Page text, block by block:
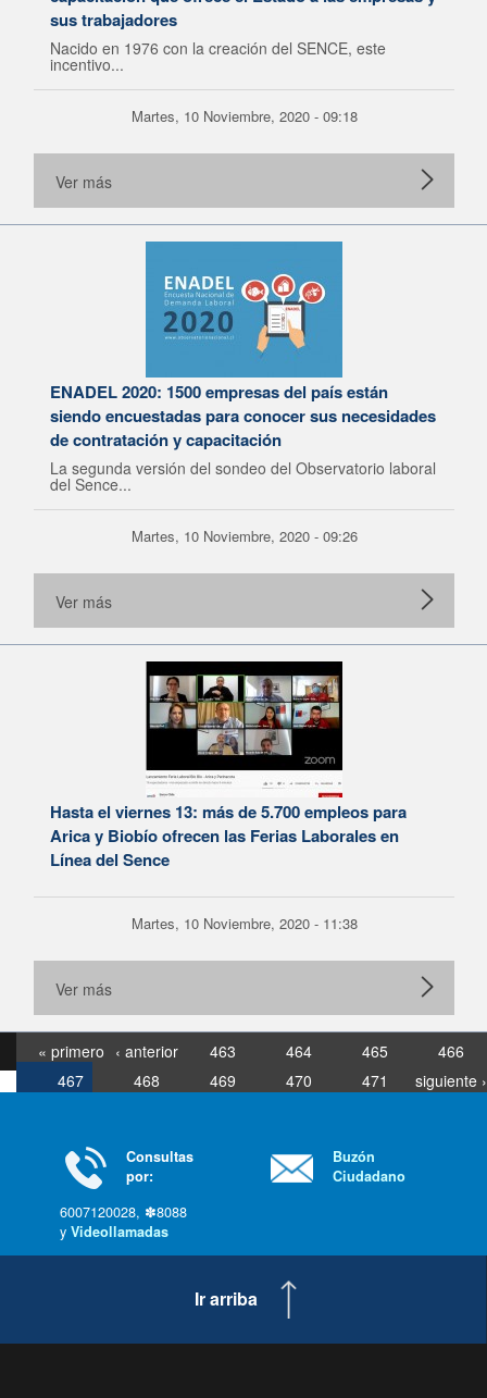
sus trabajadores
Nacido en 1976 con la creación del SENCE, este
incentivo...
Martes, 10 Noviembre, 2020 - 09:18
Ver más
ENADEL 2020: 1500 empresas del país están
siendo encuestadas para conocer sus necesidades
de contratación y capacitación
La segunda versión del sondeo del Observatorio laboral
del Sence...
Martes, 10 Noviembre, 2020 - 09:26
Ver más
Hasta el viernes 13: más de 5.700 empleos para
Arica y Biobío ofrecen las Ferias Laborales en
Línea del Sence
Martes, 10 Noviembre, 2020 - 11:38
Ver más
« primero ‹ anterior 463 464 465
466
467
468 469 470 471
siguiente ›
Consultas
por:
6007120028, ✽8088
y Videollamadas
Buzón
Ciudadano
Ir arriba